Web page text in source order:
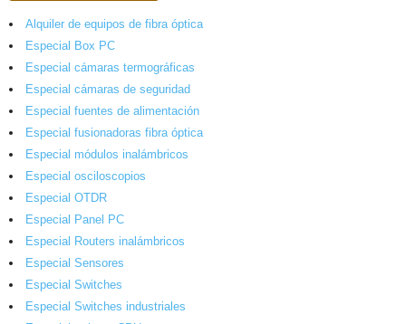
Alquiler de equipos de fibra óptica
Especial Box PC
Especial cámaras termográficas
Especial cámaras de seguridad
Especial fuentes de alimentación
Especial fusionadoras fibra óptica
Especial módulos inalámbricos
Especial osciloscopios
Especial OTDR
Especial Panel PC
Especial Routers inalámbricos
Especial Sensores
Especial Switches
Especial Switches industriales